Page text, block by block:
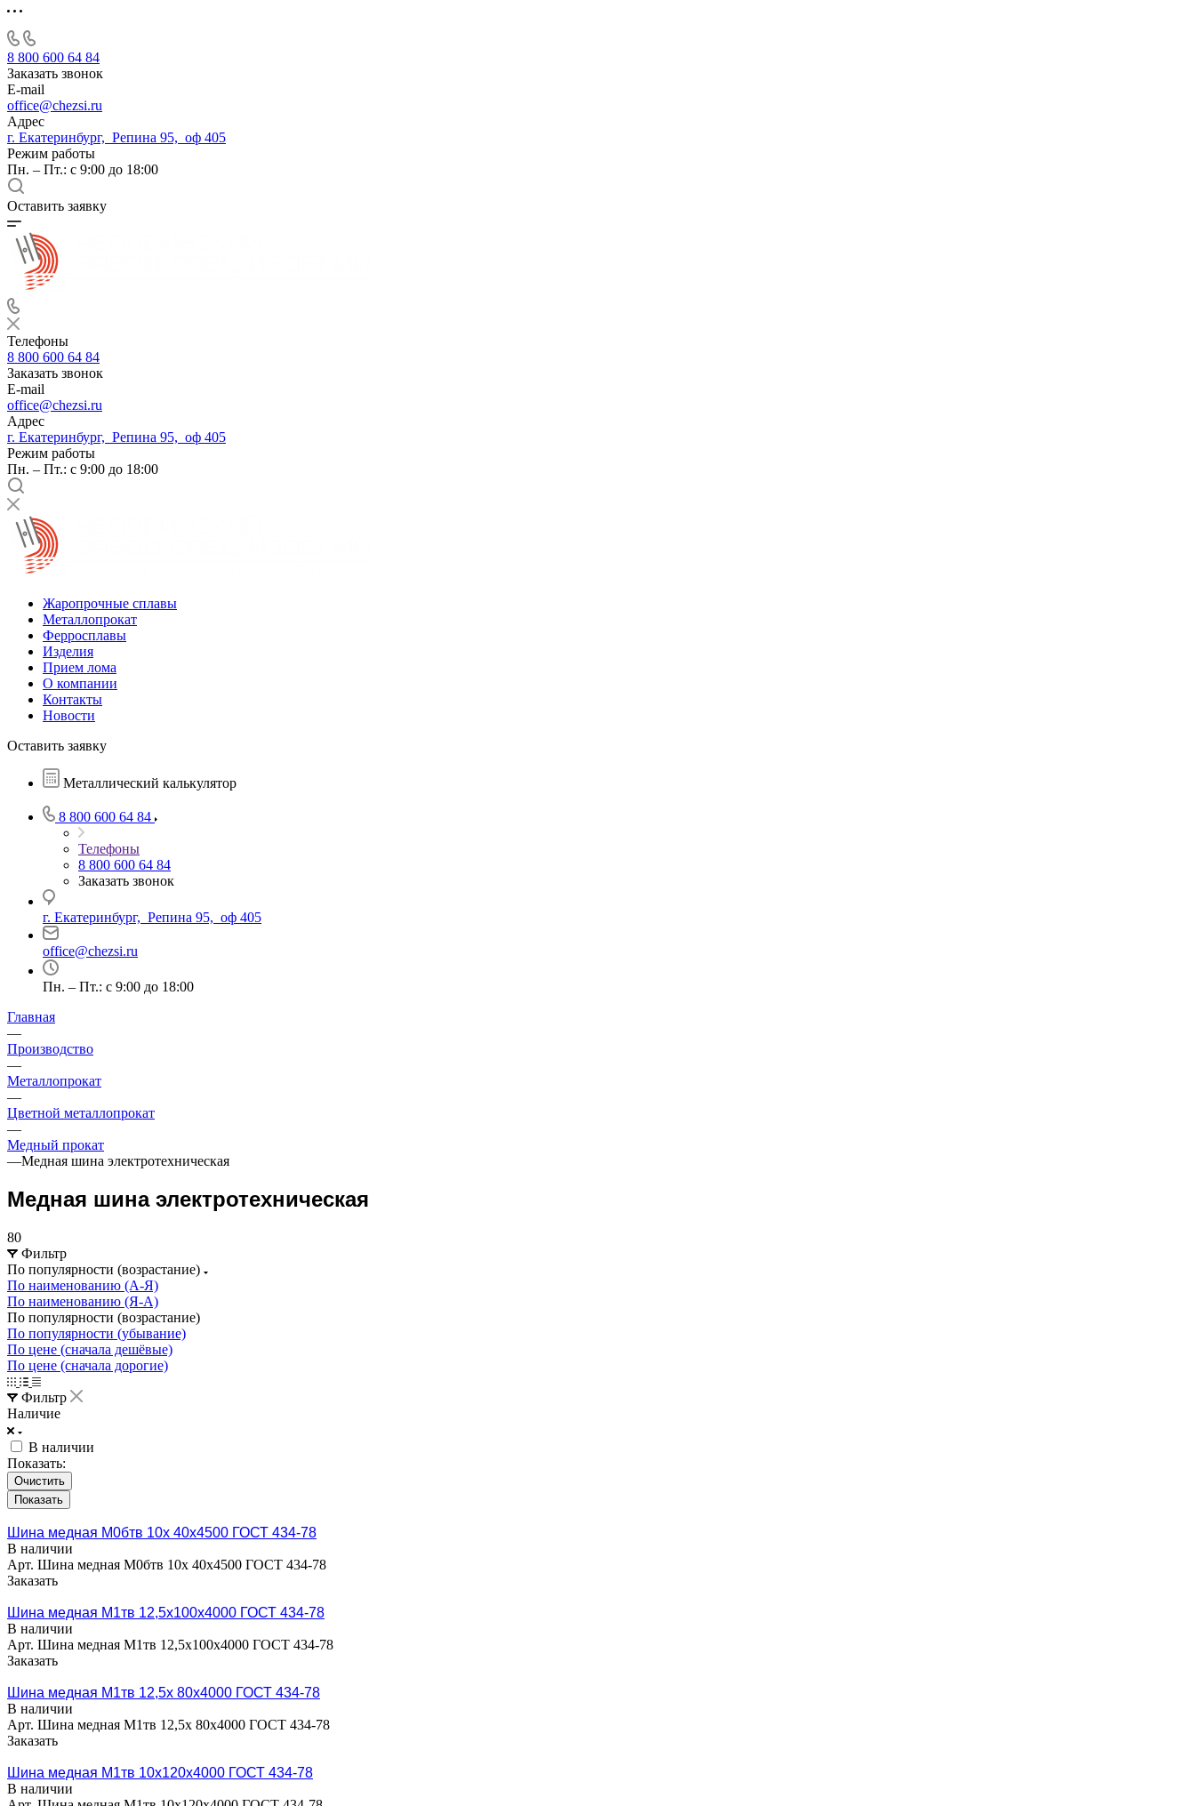
8 800 600 64 84
Заказать звонок
E-mail
office@chezsi.ru
Адрес
г. Екатеринбург, Репина 95, оф 405
Режим работы
Пн. – Пт.: с 9:00 до 18:00
Оставить заявку
Телефоны
8 800 600 64 84
Заказать звонок
E-mail
office@chezsi.ru
Адрес
г. Екатеринбург, Репина 95, оф 405
Режим работы
Пн. – Пт.: с 9:00 до 18:00
Жаропрочные сплавы
Металлопрокат
Ферросплавы
Изделия
Прием лома
О компании
Контакты
Новости
Оставить заявку
Металлический калькулятор
8 800 600 64 84
Телефоны
8 800 600 64 84
Заказать звонок
г. Екатеринбург, Репина 95, оф 405
office@chezsi.ru
Пн. – Пт.: с 9:00 до 18:00
Главная
—
Производство
—
Металлопрокат
—
Цветной металлопрокат
—
Медный прокат
—Медная шина электротехническая
Медная шина электротехническая
80
Фильтр
По популярности (возрастание)
По наименованию (А-Я)
По наименованию (Я-А)
По популярности (возрастание)
По популярности (убывание)
По цене (сначала дешёвые)
По цене (сначала дорогие)
Фильтр
Наличие
В наличии
Показать:
Очистить
Шина медная М0бтв 10х 40х4500 ГОСТ 434-78
В наличии
Арт. Шина медная М0бтв 10х 40х4500 ГОСТ 434-78
Заказать
Шина медная М1тв 12,5х100х4000 ГОСТ 434-78
В наличии
Арт. Шина медная М1тв 12,5х100х4000 ГОСТ 434-78
Заказать
Шина медная М1тв 12,5х 80х4000 ГОСТ 434-78
В наличии
Арт. Шина медная М1тв 12,5х 80х4000 ГОСТ 434-78
Заказать
Шина медная М1тв 10х120х4000 ГОСТ 434-78
В наличии